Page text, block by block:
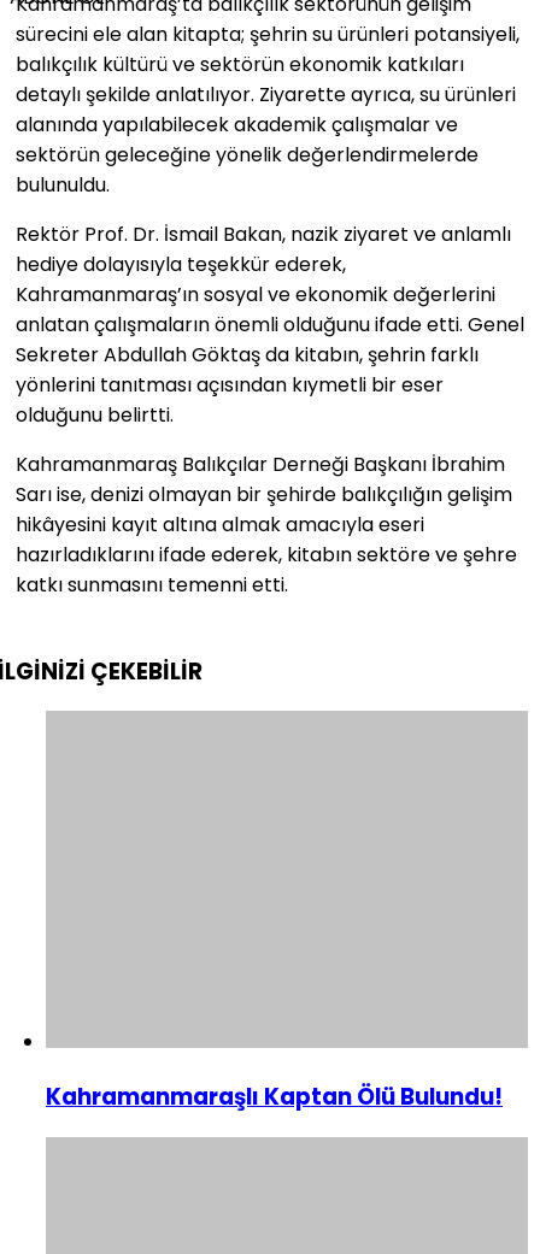
sürecini ele alan kitapta; şehrin su ürünleri potansiyeli,
balıkçılık kültürü ve sektörün ekonomik katkıları
detaylı şekilde anlatılıyor. Ziyarette ayrıca, su ürünleri
alanında yapılabilecek akademik çalışmalar ve
sektörün geleceğine yönelik değerlendirmelerde
bulunuldu.
Rektör Prof. Dr. İsmail Bakan, nazik ziyaret ve anlamlı
hediye dolayısıyla teşekkür ederek,
Kahramanmaraş’ın sosyal ve ekonomik değerlerini
anlatan çalışmaların önemli olduğunu ifade etti. Genel
Sekreter Abdullah Göktaş da kitabın, şehrin farklı
yönlerini tanıtması açısından kıymetli bir eser
olduğunu belirtti.
Kahramanmaraş Balıkçılar Derneği Başkanı İbrahim
Sarı ise, denizi olmayan bir şehirde balıkçılığın gelişim
hikâyesini kayıt altına almak amacıyla eseri
hazırladıklarını ifade ederek, kitabın sektöre ve şehre
katkı sunmasını temenni etti.
ÇEKEBİLİR
Kahramanmaraşlı Kaptan Ölü Bulundu!